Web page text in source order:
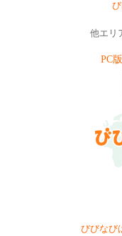
他エリ
PC版
びびなび